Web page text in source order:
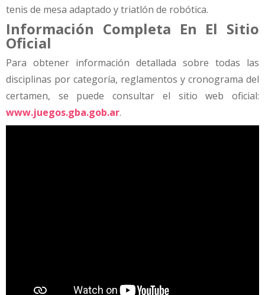
tenis de mesa adaptado y triatlón de robótica.
Información Completa En El Sitio
Oficial
Para obtener información detallada sobre todas las
disciplinas por categoría, reglamentos y cronograma del
certamen, se puede consultar el sitio web oficial:
www.juegos.gba.gob.ar.